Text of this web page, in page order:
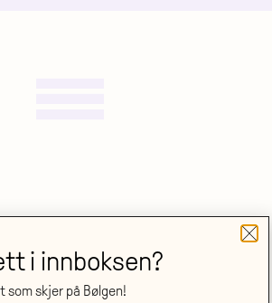
i innboksen?
som skjer på Bølgen!